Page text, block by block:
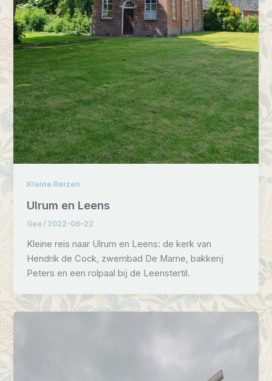
Kleine Reizen
Ulrum en Leens
Gea/ 2022-06-22
Kleine reis naar Ulrum en Leens: de kerk van
Hendrik de Cock, zwembad De Marne, bakkerij
Peters en een rolpaal bij de Leenstertil.